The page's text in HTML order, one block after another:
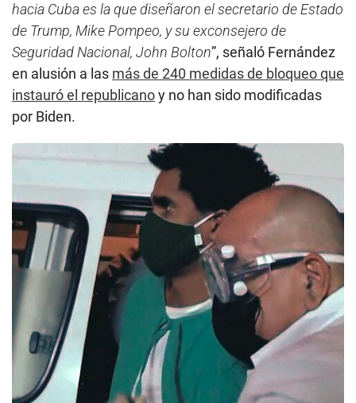
hacia Cuba es la que diseñaron el secretario de Estado
de Trump, Mike Pompeo, y su exconsejero de
Seguridad Nacional, John Bolton”, señaló Fernández
en alusión a las más de 240 medidas de bloqueo que
instauró el republicanoy no han sido modificadas
por Biden.